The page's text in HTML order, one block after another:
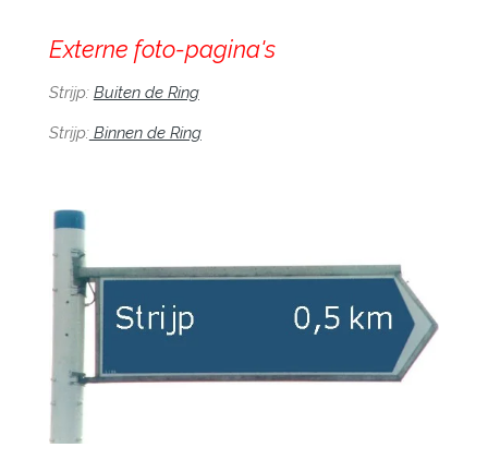
Externe foto-pagina's
Strijp: Buiten de Ring
Strijp:Binnen de Ring